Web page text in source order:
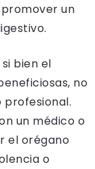
un
bien el
no
profesional.
un médico o
el orégano
o